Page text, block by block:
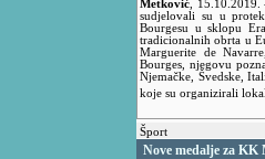
Metković 15.10.2019.
sudjelovali su u
Bourgesu u sklopu
tradicionalnih obrta u
Marguerite de
Bourges, njegovu
Njemačke, Švedske,
koje su organizirali
Šport
Nove medalje za KK